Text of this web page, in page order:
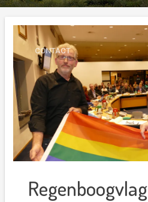
CONTACT
Regenboogvlag